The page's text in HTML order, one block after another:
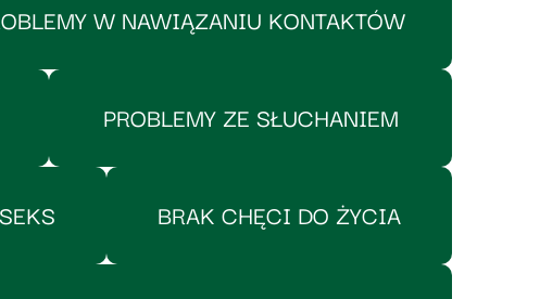
W NAWIĄZANIU KONTAKTÓW
PROBLEMY ZE SŁUCHANIEM
BRAK CHĘCI DO ŻYCIA